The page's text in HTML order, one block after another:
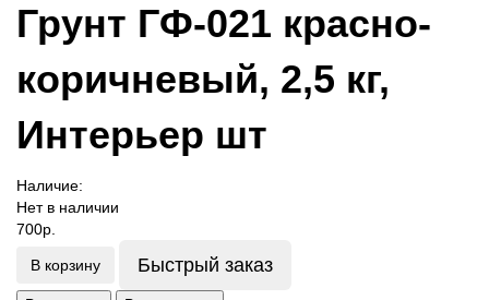
Грунт ГФ-021 красно-
коричневый, 2,5 кг,
Интерьер шт
Наличие:
Нет в наличии
700р.
В корзину Быстрый заказ